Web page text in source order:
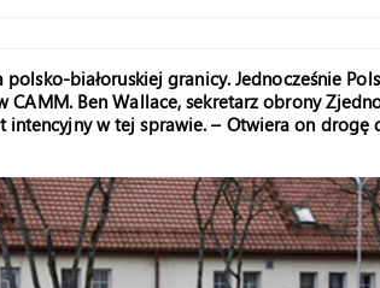
białoruskiej granicy. Jednocześnie
Ben Wallace, sekretarz obrony
intencyjny w tej sprawie. – Otwiera on